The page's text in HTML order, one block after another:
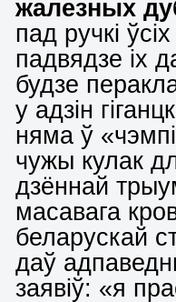
жалезных
пад ручкі
падвядзе іх
будзе
у адзін
няма ў
чужы кулак
дзённай
масавага
беларускай
даў
заявіў: «я